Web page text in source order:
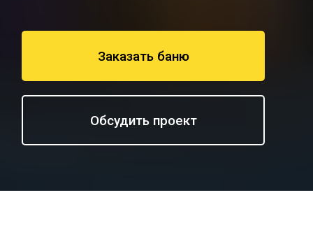
Обсудить проект
Заказать баню